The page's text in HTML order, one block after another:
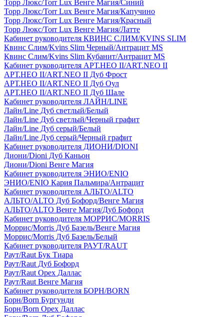
Торр Люкс/Torr Lux Венге Магия/Синий
Торр Люкс/Torr Lux Венге Магия/Капучино
Торр Люкс/Torr Lux Венге Магия/Красный
Торр Люкс/Torr Lux Венге Магия/Латте
Кабинет руководителя КВИНС СЛИМ/KVINS SLIM
Квинс Слим/Kvins Slim Черный/Антрацит MS
Квинс Слим/Kvins Slim Кубанит/Антрацит MS
Кабинет руководителя АРТ.НЕО II/ART.NEO II
АРТ.НЕО II/ART.NEO II Дуб Фрост
АРТ.НЕО II/ART.NEO II Дуб Оул
АРТ.НЕО II/ART.NEO II Дуб Шале
Кабинет руководителя ЛАЙН/LINE
Лайн/Line Дуб светлый/Белый
Лайн/Line Дуб светлый/Черный графит
Лайн/Line Дуб серый/Белый
Лайн/Line Дуб серый/Черный графит
Кабинет руководителя ДИОНИ/DIONI
Диони/Dioni Дуб Каньон
Диони/Dioni Венге Магия
Кабинет руководителя ЭНИО/ENIO
ЭНИО/ENIO Кария Пальмира/Антрацит
Кабинет руководителя АЛЬТО/ALTO
АЛЬТО/ALTO Дуб Бофорд/Венге Магия
АЛЬТО/ALTO Венге Магия/Дуб Бофорд
Кабинет руководителя МОРРИС/MORRIS
Моррис/Morris Дуб Базель/Венге Магия
Моррис/Morris Дуб Базель/Белый
Кабинет руководителя РАУТ/RAUT
Раут/Raut Бук Тиара
Раут/Raut Дуб Бофорд
Раут/Raut Орех Даллас
Раут/Raut Венге Магия
Кабинет руководителя БОРН/BORN
Борн/Born Бургунди
Борн/Born Орех Даллас